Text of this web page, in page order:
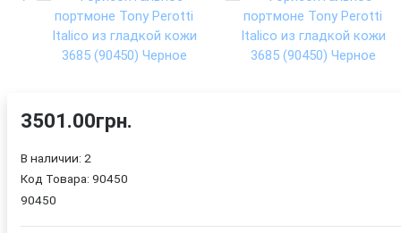
3501.00грн.
В наличии: 2
Код Товара: 90450
90450